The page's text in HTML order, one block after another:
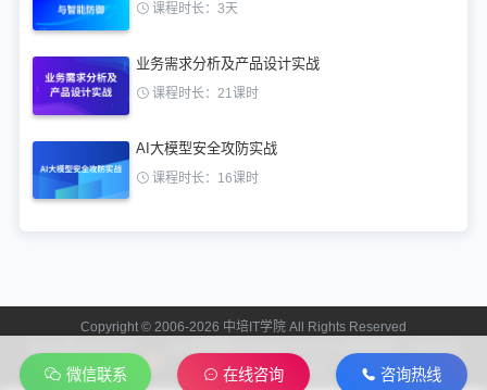
课程时长：3天
业务需求分析及产品设计实战
课程时长：21课时
AI大模型安全攻防实战
课程时长：16课时
Copyright © 2006-2026 中培IT学院 All Rights Reserved
号-2
2006
微信联系 在线咨询 咨询热线